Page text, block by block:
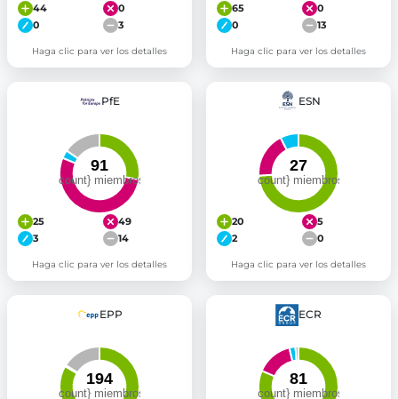
44
0
0
3
Haga clic para ver los detalles
65
0
0
13
Haga clic para ver los detalles
PfE
25
49
3
14
Haga clic para ver los detalles
ESN
20
5
2
0
Haga clic para ver los detalles
EPP ECR